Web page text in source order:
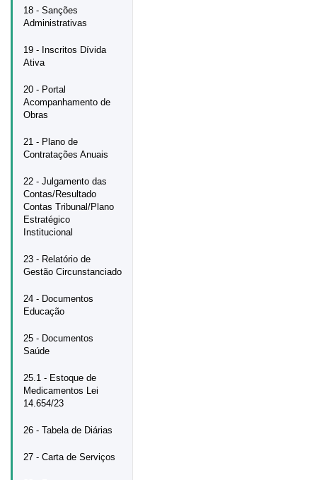
18 - Sanções
Administrativas
19 - Inscritos Dívida
Ativa
20 - Portal
Acompanhamento de
Obras
21 - Plano de
Contratações Anuais
22 - Julgamento das
Contas/Resultado
Contas Tribunal/Plano
Estratégico
Institucional
23 - Relatório de
Gestão Circunstanciado
24 - Documentos
Educação
25 - Documentos
Saúde
25.1 - Estoque de
Medicamentos Lei
14.654/23
26 - Tabela de Diárias
27 - Carta de Serviços